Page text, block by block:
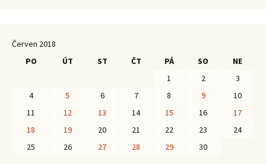
Červen 2018
PO
ÚT ST ČT PÁ SO
NE
1
2
3
4
5 6 7 8 9
10
11
12 13 14 15 16
17
18
19 20 21 22 23
24
25
26 27 28 29 30